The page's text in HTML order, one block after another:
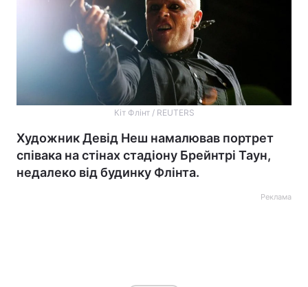
Кіт Флінт / REUTERS
Художник Девід Неш намалював портрет
співака на стінах стадіону Брейнтрі Таун,
недалеко від будинку Флінта.
Реклама